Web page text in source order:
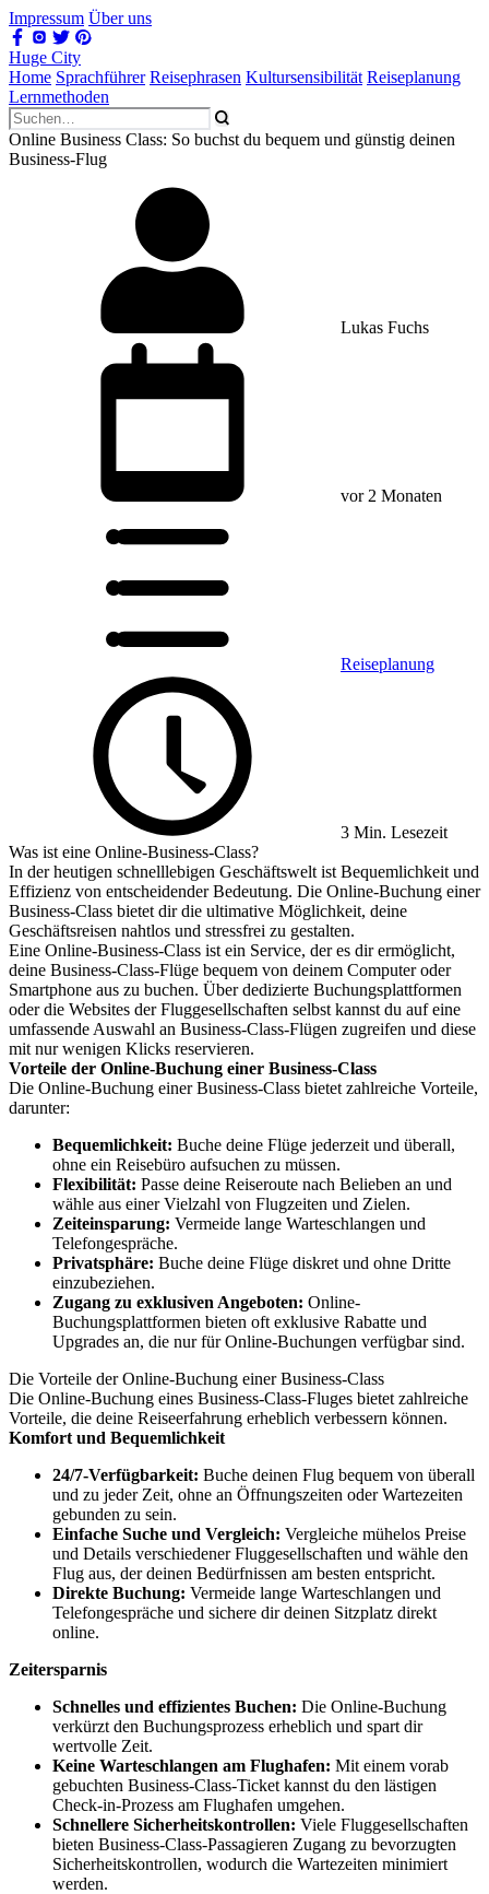
Impressum Über uns
Huge City
Home Sprachführer Reisephrasen Kultursensibilität Reiseplanung
Lernmethoden
Online Business Class: So buchst du bequem und günstig deinen
Business-Flug
Lukas Fuchs
vor 2 Monaten
Reiseplanung
3 Min. Lesezeit
Was ist eine Online-Business-Class?
In der heutigen schnelllebigen Geschäftswelt ist Bequemlichkeit und
Effizienz von entscheidender Bedeutung. Die Online-Buchung einer
Business-Class bietet dir die ultimative Möglichkeit, deine
Geschäftsreisen nahtlos und stressfrei zu gestalten.
Eine Online-Business-Class ist ein Service, der es dir ermöglicht,
deine Business-Class-Flüge bequem von deinem Computer oder
Smartphone aus zu buchen. Über dedizierte Buchungsplattformen
oder die Websites der Fluggesellschaften selbst kannst du auf eine
umfassende Auswahl an Business-Class-Flügen zugreifen und diese
mit nur wenigen Klicks reservieren.
Vorteile der Online-Buchung einer Business-Class
Die Online-Buchung einer Business-Class bietet zahlreiche Vorteile,
darunter:
Bequemlichkeit: Buche deine Flüge jederzeit und überall,
ohne ein Reisebüro aufsuchen zu müssen.
Flexibilität: Passe deine Reiseroute nach Belieben an und
wähle aus einer Vielzahl von Flugzeiten und Zielen.
Zeiteinsparung: Vermeide lange Warteschlangen und
Telefongespräche.
Privatsphäre: Buche deine Flüge diskret und ohne Dritte
einzubeziehen.
Zugang zu exklusiven Angeboten: Online-
Buchungsplattformen bieten oft exklusive Rabatte und
Upgrades an, die nur für Online-Buchungen verfügbar sind.
Die Vorteile der Online-Buchung einer Business-Class
Die Online-Buchung eines Business-Class-Fluges bietet zahlreiche
Vorteile, die deine Reiseerfahrung erheblich verbessern können.
Komfort und Bequemlichkeit
24/7-Verfügbarkeit: Buche deinen Flug bequem von überall
und zu jeder Zeit, ohne an Öffnungszeiten oder Wartezeiten
gebunden zu sein.
Einfache Suche und Vergleich: Vergleiche mühelos Preise
und Details verschiedener Fluggesellschaften und wähle den
Flug aus, der deinen Bedürfnissen am besten entspricht.
Direkte Buchung: Vermeide lange Warteschlangen und
Telefongespräche und sichere dir deinen Sitzplatz direkt
online.
Zeitersparnis
Schnelles und effizientes Buchen: Die Online-Buchung
verkürzt den Buchungsprozess erheblich und spart dir
wertvolle Zeit.
Keine Warteschlangen am Flughafen: Mit einem vorab
gebuchten Business-Class-Ticket kannst du den lästigen
Check-in-Prozess am Flughafen umgehen.
Schnellere Sicherheitskontrollen: Viele Fluggesellschaften
bieten Business-Class-Passagieren Zugang zu bevorzugten
Sicherheitskontrollen, wodurch die Wartezeiten minimiert
werden.